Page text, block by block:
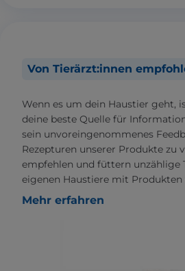
Von Tierärzt:innen
Wenn es um dein Haustier geht,
deine beste Quelle für
sein unvoreingenommenes
Rezepturen unserer Produkte zu
empfehlen und füttern unzählige
eigenen Haustiere mit Produkten
Mehr erfahren